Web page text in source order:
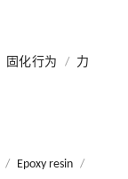
固化行为 / 力
/ Epoxy resin /